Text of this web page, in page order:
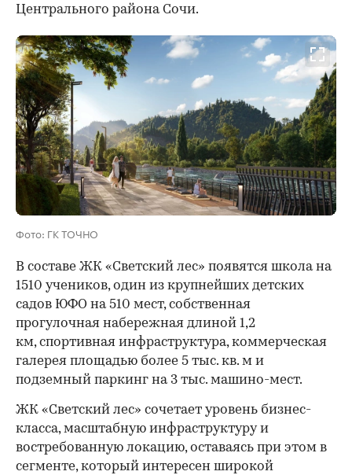
Центрального района Сочи.
Фото: ГК ТОЧНО
00:00
В составе ЖК «Светский лес» появятся школа на
1510 учеников, один из крупнейших детских
садов ЮФО на 510 мест, собственная
прогулочная набережная длиной 1,2
км, спортивная инфраструктура, коммерческая
галерея площадью более 5 тыс. кв. м и
подземный паркинг на 3 тыс. машино-мест.
ЖК «Светский лес» сочетает уровень бизнес-
класса, масштабную инфраструктуру и
востребованную локацию, оставаясь при этом в
сегменте, который интересен широкой